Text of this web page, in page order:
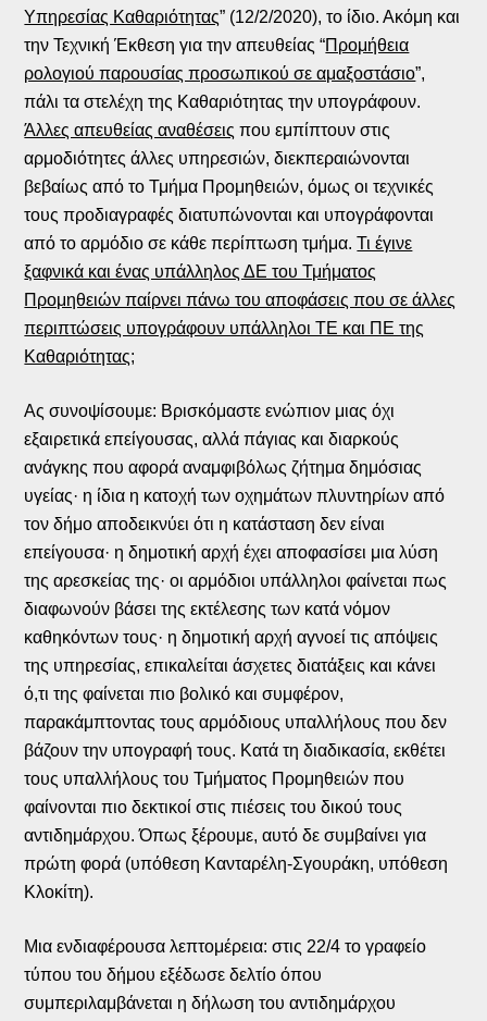
Υπηρεσίας Καθαριότητας” (12/2/2020), το ίδιο. Ακόμη και
την Τεχνική Έκθεση για την απευθείας “Προμήθεια
ρολογιού παρουσίας προσωπικού σε αμαξοστάσιο”,
πάλι τα στελέχη της Καθαριότητας την υπογράφουν.
Άλλες απευθείας αναθέσεις που εμπίπτουν στις
αρμοδιότητες άλλες υπηρεσιών, διεκπεραιώνονται
βεβαίως από το Τμήμα Προμηθειών, όμως οι τεχνικές
τους προδιαγραφές διατυπώνονται και υπογράφονται
από το αρμόδιο σε κάθε περίπτωση τμήμα.Τι έγινε
ξαφνικά και ένας υπάλληλος ΔΕ του Τμήματος
Προμηθειών παίρνει πάνω του αποφάσεις που σε άλλες
περιπτώσεις υπογράφουν υπάλληλοι ΤΕ και ΠΕ της
Καθαριότητας;
Ας συνοψίσουμε: Βρισκόμαστε ενώπιον μιας όχι
εξαιρετικά επείγουσας, αλλά πάγιας και διαρκούς
ανάγκης που αφορά αναμφιβόλως ζήτημα δημόσιας
υγείας· η ίδια η κατοχή των οχημάτων πλυντηρίων από
τον δήμο αποδεικνύει ότι η κατάσταση δεν είναι
επείγουσα· η δημοτική αρχή έχει αποφασίσει μια λύση
της αρεσκείας της· οι αρμόδιοι υπάλληλοι φαίνεται πως
διαφωνούν βάσει της εκτέλεσης των κατά νόμον
καθηκόντων τους· η δημοτική αρχή αγνοεί τις απόψεις
της υπηρεσίας, επικαλείται άσχετες διατάξεις και κάνει
ό,τι της φαίνεται πιο βολικό και συμφέρον,
παρακάμπτοντας τους αρμόδιους υπαλλήλους που δεν
βάζουν την υπογραφή τους. Κατά τη διαδικασία, εκθέτει
τους υπαλλήλους του Τμήματος Προμηθειών που
φαίνονται πιο δεκτικοί στις πιέσεις του δικού τους
αντιδημάρχου. Όπως ξέρουμε, αυτό δε συμβαίνει για
πρώτη φορά (υπόθεση Κανταρέλη-Σγουράκη, υπόθεση
Κλοκίτη).
Μια ενδιαφέρουσα λεπτομέρεια: στις 22/4 το γραφείο
τύπου του δήμου εξέδωσε δελτίο όπου
συμπεριλαμβάνεται η δήλωση του αντιδημάρχου